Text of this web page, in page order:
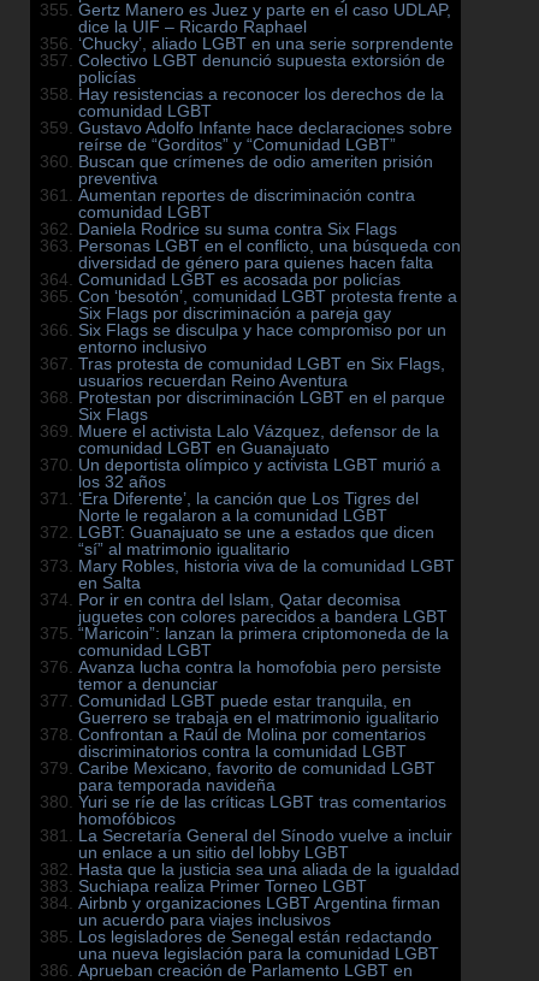
Gertz Manero es Juez y parte en el caso UDLAP,
dice la UIF – Ricardo Raphael
‘Chucky’, aliado LGBT en una serie sorprendente
Colectivo LGBT denunció supuesta extorsión de
policías
Hay resistencias a reconocer los derechos de la
comunidad LGBT
Gustavo Adolfo Infante hace declaraciones sobre
reírse de “Gorditos” y “Comunidad LGBT”
Buscan que crímenes de odio ameriten prisión
preventiva
Aumentan reportes de discriminación contra
comunidad LGBT
Daniela Rodrice su suma contra Six Flags
Personas LGBT en el conflicto, una búsqueda con
diversidad de género para quienes hacen falta
Comunidad LGBT es acosada por policías
Con ‘besotón’, comunidad LGBT protesta frente a
Six Flags por discriminación a pareja gay
Six Flags se disculpa y hace compromiso por un
entorno inclusivo
Tras protesta de comunidad LGBT en Six Flags,
usuarios recuerdan Reino Aventura
Protestan por discriminación LGBT en el parque
Six Flags
Muere el activista Lalo Vázquez, defensor de la
comunidad LGBT en Guanajuato
Un deportista olímpico y activista LGBT murió a
los 32 años
‘Era Diferente’, la canción que Los Tigres del
Norte le regalaron a la comunidad LGBT
LGBT: Guanajuato se une a estados que dicen
“sí” al matrimonio igualitario
Mary Robles, historia viva de la comunidad LGBT
en Salta
Por ir en contra del Islam, Qatar decomisa
juguetes con colores parecidos a bandera LGBT
“Maricoin”: lanzan la primera criptomoneda de la
comunidad LGBT
Avanza lucha contra la homofobia pero persiste
temor a denunciar
Comunidad LGBT puede estar tranquila, en
Guerrero se trabaja en el matrimonio igualitario
Confrontan a Raúl de Molina por comentarios
discriminatorios contra la comunidad LGBT
Caribe Mexicano, favorito de comunidad LGBT
para temporada navideña
Yuri se ríe de las críticas LGBT tras comentarios
homofóbicos
La Secretaría General del Sínodo vuelve a incluir
un enlace a un sitio del lobby LGBT
Hasta que la justicia sea una aliada de la igualdad
Suchiapa realiza Primer Torneo LGBT
Airbnb y organizaciones LGBT Argentina firman
un acuerdo para viajes inclusivos
Los legisladores de Senegal están redactando
una nueva legislación para la comunidad LGBT
Aprueban creación de Parlamento LGBT en